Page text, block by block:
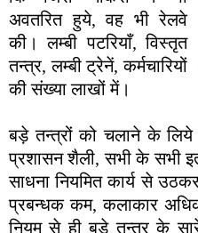
अवतरित हुये, वह भी रेलवे
की। लम्बी पटरियाँ, विस्तृत
तन्त्र, लम्बी ट्रेनें, कर्मचारियों
की संख्या लाखों में।
बड़े तन्त्रों को चलाने के
प्रशासन शैली, सभी के सभी
साधना नियमित कार्य से
प्रबन्धक कम, कलाकार
नियम से ही बड़े तन्त्र के